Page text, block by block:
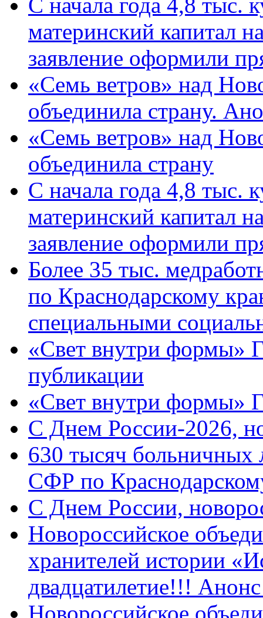
материнский капитал
заявление оформили
«Семь ветров» над
объединила страну.
«Семь ветров» над
объединила страну
С начала года 4,8 тыс.
материнский капитал
заявление оформили
Более 35 тыс.
по Краснодарскому
специальными
«Свет внутри формы»
публикации
«Свет внутри формы»
C Днем России-2026,
630 тысяч больничных
СФР по
C Днем России,
Новороссийское
хранителей истории
двадцатилетие!!!
Новороссийское